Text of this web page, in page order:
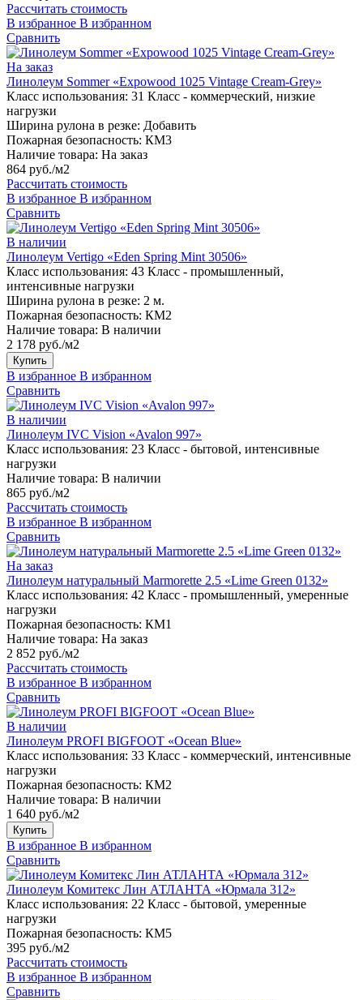
Рассчитать стоимость
В избранное В избранном
Сравнить
На заказ
Линолеум Sommer «Expowood 1025 Vintage Cream-Grey»
Класс использования: 31 Класс - коммерческий, низкие
нагрузки
Ширина рулона в резке: Добавить
Пожарная безопасность: КМ3
Наличие товара: На заказ
864 руб./м2
Рассчитать стоимость
В избранное В избранном
Сравнить
В наличии
Линолеум Vertigo «Eden Spring Mint 30506»
Класс использования: 43 Класс - промышленный,
интенсивные нагрузки
Ширина рулона в резке: 2 м.
Пожарная безопасность: КМ2
Наличие товара: В наличии
2 178 руб./м2
Купить
В избранное В избранном
Сравнить
В наличии
Линолеум IVC Vision «Avalon 997»
Класс использования: 23 Класс - бытовой, интенсивные
нагрузки
Наличие товара: В наличии
865 руб./м2
Рассчитать стоимость
В избранное В избранном
Сравнить
На заказ
Линолеум натуральный Marmorette 2.5 «Lime Green 0132»
Класс использования: 42 Класс - промышленный, умеренные
нагрузки
Пожарная безопасность: КМ1
Наличие товара: На заказ
2 852 руб./м2
Рассчитать стоимость
В избранное В избранном
Сравнить
В наличии
Линолеум PROFI BIGFOOT «Ocean Blue»
Класс использования: 33 Класс - коммерческий, интенсивные
нагрузки
Пожарная безопасность: КМ2
Наличие товара: В наличии
1 640 руб./м2
Купить
В избранное В избранном
Сравнить
Линолеум Комитекс Лин АТЛАНТА «Юрмала 312»
Класс использования: 22 Класс - бытовой, умеренные
нагрузки
Пожарная безопасность: КМ5
395 руб./м2
Рассчитать стоимость
В избранное В избранном
Сравнить